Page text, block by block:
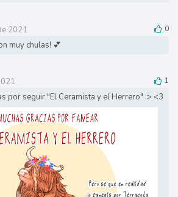
2021
0
muy chulas! 💕
1
por seguir "El Ceramista y el Herrero" :> <3